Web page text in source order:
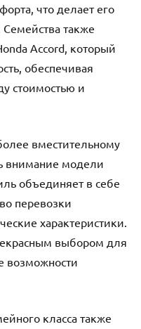
что делает его
также
Accord, который
обеспечивая
стоимостью и
вместительному
внимание модели
объединяет в себе
перевозки
характеристики.
выбором для
возможности
класса также